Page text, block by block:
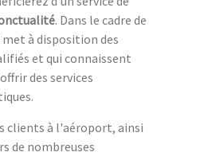
. Dans le cadre de
met à disposition des
et qui connaissent
des services
clients à l'aéroport, ainsi
de nombreuses